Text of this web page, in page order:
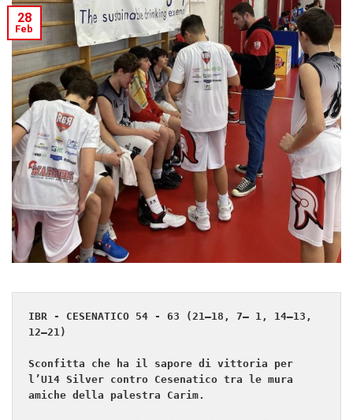
28
Feb
IBR - CESENATICO 54 - 63 (21–18, 7– 1, 14–13,
12–21)
Sconfitta che ha il sapore di vittoria per
l’U14 Silver contro Cesenatico tra le mura
amiche della palestra Carim.